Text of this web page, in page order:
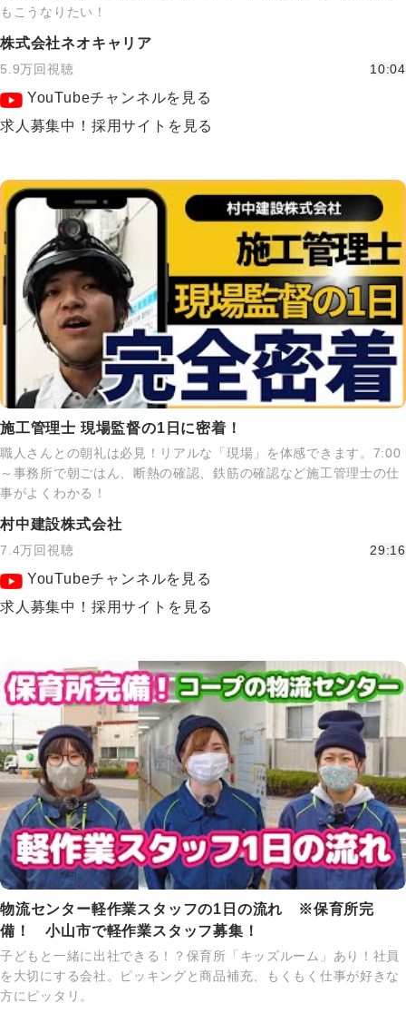
もこうなりたい！
株式会社ネオキャリア
5.9万回視聴 10:04
YouTubeチャンネルを見る
求人募集中！採用サイトを見る
施工管理士 現場監督の1日に密着！
職人さんとの朝礼は必見！リアルな「現場」を体感できます。7:00
～事務所で朝ごはん、断熱の確認、鉄筋の確認など施工管理士の仕
事がよくわかる！
村中建設株式会社
7.4万回視聴 29:16
YouTubeチャンネルを見る
求人募集中！採用サイトを見る
物流センター軽作業スタッフの1日の流れ ※保育所完
備！ 小山市で軽作業スタッフ募集！
子どもと一緒に出社できる！？保育所「キッズルーム」あり！社員
を大切にする会社。ピッキングと商品補充、もくもく仕事が好きな
方にピッタリ。